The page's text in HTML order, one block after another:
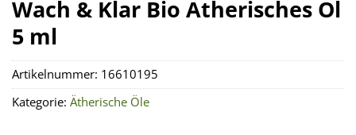
Wach & Klar Bio Ätherisches Öl
5 ml
Artikelnummer: 16610195
Kategorie: Ätherische Öle